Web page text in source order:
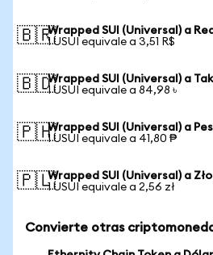
🇧🇷Wrapped SUI (Universal) a
1 USUI equivale a 3,51 R$
🇧🇩Wrapped SUI (Universal) a
1 USUI equivale a 84,98 ৳
🇵🇭Wrapped SUI (Universal) a
1 USUI equivale a 41,80 ₱
🇵🇱Wrapped SUI (Universal) a
1 USUI equivale a 2,56 zł
Convierte otras